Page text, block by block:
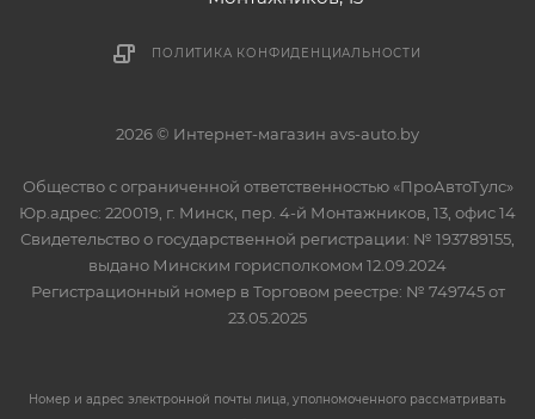
ПОЛИТИКА КОНФИДЕНЦИАЛЬНОСТИ
2026 © Интернет-магазин avs-auto.by
Общество с ограниченной ответственностью «ПроАвтоТулс»
Юр.адрес: 220019, г. Минск, пер. 4-й Монтажников, 13, офис 14
Свидетельство о государственной регистрации: № 193789155,
выдано Минским горисполкомом 12.09.2024
Регистрационный номер в Торговом реестре: № 749745 от
23.05.2025
Номер и адрес электронной почты лица, уполномоченного рассматривать